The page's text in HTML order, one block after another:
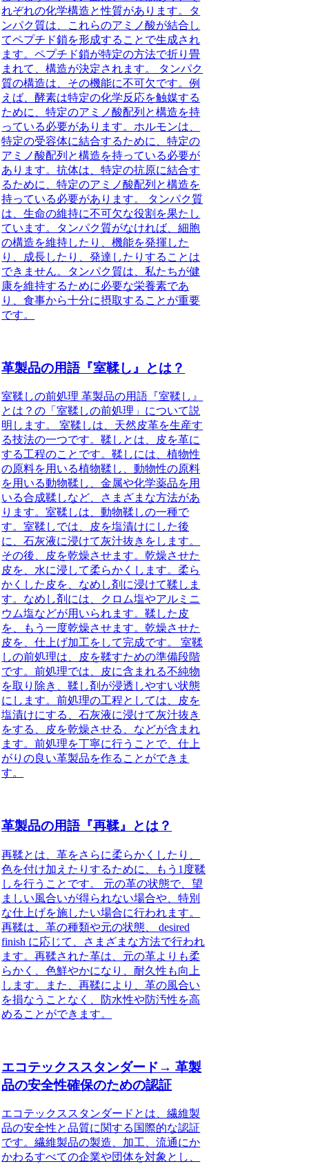
れぞれの化学構造と性質があります。タ
ンパク質は、これらのアミノ酸が結合し
てペプチド鎖を形成することで生成され
ます。ペプチド鎖が特定の方法で折り畳
まれて、構造が決定されます。 タンパク
質の構造は、その機能に不可欠です。例
えば、酵素は特定の化学反応を触媒する
ために、特定のアミノ酸配列と構造を持
っている必要があります。ホルモンは、
特定の受容体に結合するために、特定の
アミノ酸配列と構造を持っている必要が
あります。抗体は、特定の抗原に結合す
るために、特定のアミノ酸配列と構造を
持っている必要があります。 タンパク質
は、生命の維持に不可欠な役割を果たし
ています。タンパク質がなければ、細胞
の構造を維持したり、機能を発揮した
り、成長したり、発達したりすることは
できません。タンパク質は、私たちが健
康を維持するために必要な栄養素であ
り、食事から十分に摂取することが重要
です。
革製品の用語『室鞣し』とは？
室鞣しの前処理 革製品の用語『室鞣し』
とは？の「室鞣しの前処理」について説
明します。 室鞣しは、天然皮革を生産す
る技法の一つです。鞣しとは、皮を革に
する工程のことです。鞣しには、植物性
の原料を用いる植物鞣し、動物性の原料
を用いる動物鞣し、金属や化学薬品を用
いる合成鞣しなど、さまざまな方法があ
ります。室鞣しは、動物鞣しの一種で
す。室鞣しでは、皮を塩漬けにした後
に、石灰液に浸けて灰汁抜きをします。
その後、皮を乾燥させます。乾燥させた
皮を、水に浸して柔らかくします。柔ら
かくした皮を、なめし剤に浸けて鞣しま
す。なめし剤には、クロム塩やアルミニ
ウム塩などが用いられます。鞣した皮
を、もう一度乾燥させます。乾燥させた
皮を、仕上げ加工をして完成です。 室鞣
しの前処理は、皮を鞣すための準備段階
です。前処理では、皮に含まれる不純物
を取り除き、鞣し剤が浸透しやすい状態
にします。前処理の工程としては、皮を
塩漬けにする、石灰液に浸けて灰汁抜き
をする、皮を乾燥させる、などが含まれ
ます。前処理を丁寧に行うことで、仕上
がりの良い革製品を作ることができま
す。
革製品の用語『再鞣』とは？
再鞣とは、革をさらに柔らかくしたり、
色を付け加えたりするために、もう1度鞣
しを行うことです。 元の革の状態で、望
ましい風合いが得られない場合や、特別
な仕上げを施したい場合に行われます。
再鞣は、革の種類や元の状態、 desired
finish に応じて、さまざまな方法で行われ
ます。再鞣された革は、元の革よりも柔
らかく、色鮮やかになり、耐久性も向上
します。また、再鞣により、革の風合い
を損なうことなく、防水性や防汚性を高
めることができます。
エコテックススタンダード→ 革製
品の安全性確保のための認証
エコテックススタンダードとは、繊維製
品の安全性と品質に関する国際的な認証
です。繊維製品の製造、加工、流通にか
かわるすべての企業や団体を対象とし、